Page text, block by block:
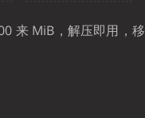
来 MiB，解压即用，